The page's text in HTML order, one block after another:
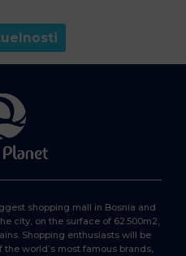
shopping mall in Bosnia and
city, on the surface of 62.500m2,
Shopping enthusiasts will be
world’s most famous brands,